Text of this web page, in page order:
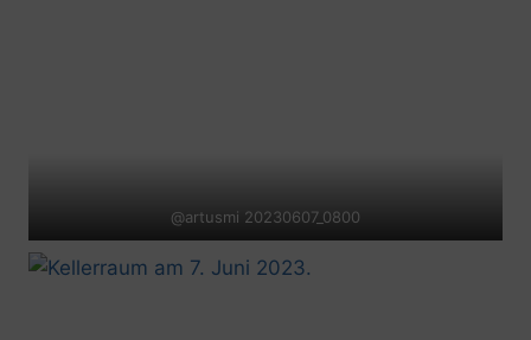
@artusmi 20230607_0800